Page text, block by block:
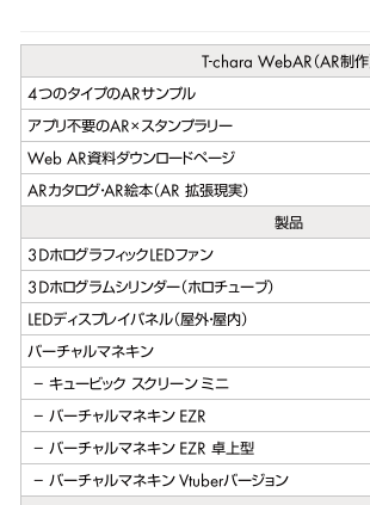
T-chara WebAR（AR制作
4つのタイプのARサンプル
アプリ不要のAR×スタンプラリー
Web AR資料ダウンロードページ
ARカタログ・AR絵本（AR 拡張現実）
製品
3DホログラフィックLEDファン
3Dホログラムシリンダー（ホロチューブ）
LEDディスプレイパネル（屋外・屋内）
バーチャルマネキン
キュービック スクリーン ミニ
バーチャルマネキン EZR
バーチャルマネキン EZR 卓上型
バーチャルマネキン Vtuberバージョン